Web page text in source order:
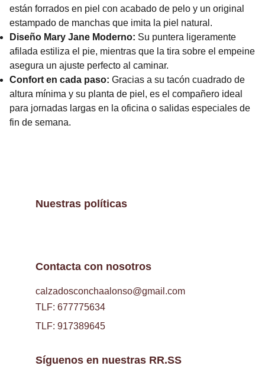
están forrados en piel con acabado de pelo y un original
estampado de manchas que imita la piel natural.
Diseño Mary Jane Moderno: Su puntera ligeramente
afilada estiliza el pie, mientras que la tira sobre el empeine
asegura un ajuste perfecto al caminar.
Confort en cada paso: Gracias a su tacón cuadrado de
altura mínima y su planta de piel, es el compañero ideal
para jornadas largas en la oficina o salidas especiales de
fin de semana.
Contacta con nosotros
calzadosconchaalonso@gmail.com
Síguenos en nuestras RR.SS
Nuestras políticas
TLF: 677775634
TLF: 917389645